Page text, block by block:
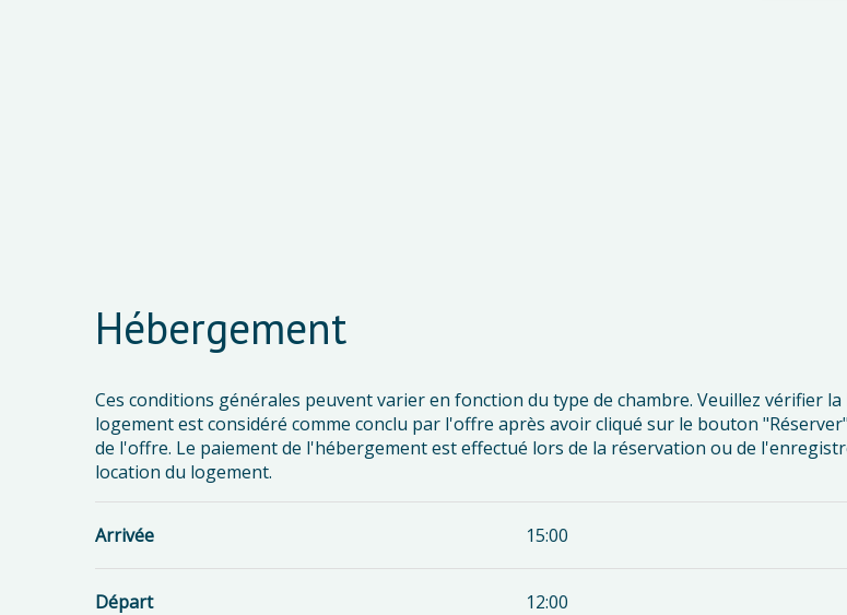
Hébergement
Ces conditions générales peuvent varier en fonction du type de chambre. Veuillez vérifier
logement est considéré comme conclu par l'offre après avoir cliqué sur le bouton
de l'offre. Le paiement de l'hébergement est effectué lors de la réservation ou de
location du logement.
Arrivée 15:00
Départ 12:00